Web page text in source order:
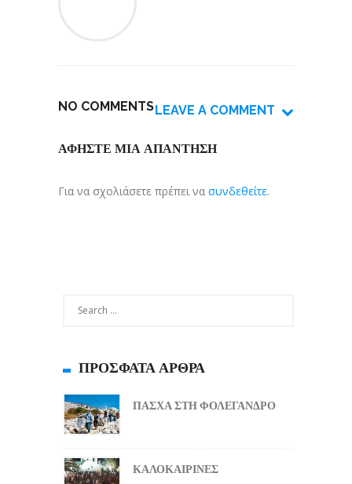
NO COMMENTSLEAVE A COMMENT
ΑΦΉΣΤΕ ΜΙΑ ΑΠΆΝΤΗΣΗ
Για να σχολιάσετε πρέπει να συνδεθείτε.
ΠΡΌΣΦΑΤΑ ΆΡΘΡΑ
ΠΑΣΧΑ ΣΤΗ ΦΟΛΕΓΑΝΔΡΟ
ΚΑΛΟΚΑΙΡΙΝΕΣ